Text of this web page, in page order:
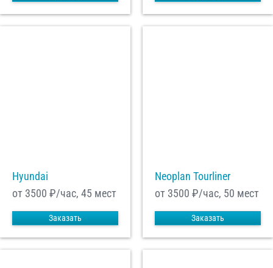
Hyundai
от 3500 ₽/час, 45 мест
Заказать
Neoplan Tourliner
от 3500 ₽/час, 50 мест
Заказать